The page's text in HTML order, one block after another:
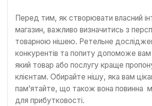
Перед тим, як створювати власний
магазин, важливо визначитись з
товарною нішею. Ретельне
конкурентів та попиту допоможе вам
який товар або послугу краще
клієнтам. Обирайте нішу, яка вам
пам’ятайте, що також вона повинна
для прибутковості.